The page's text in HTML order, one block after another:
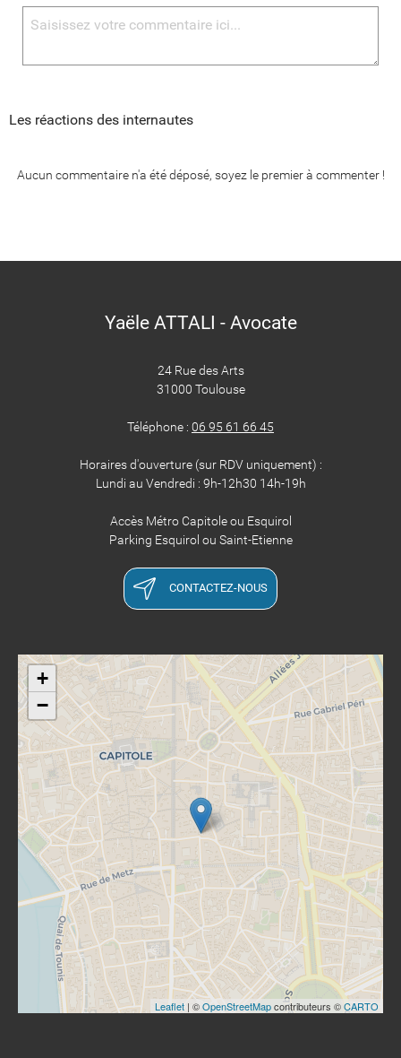
Les réactions des internautes
Aucun commentaire n'a été déposé, soyez le premier à commenter !
Yaële ATTALI - Avocate
24 Rue des Arts
31000 Toulouse
Téléphone : 06 95 61 66 45
Horaires d'ouverture (sur RDV uniquement) :
Lundi au Vendredi : 9h-12h30 14h-19h
Accès Métro Capitole ou Esquirol
Parking Esquirol ou Saint-Etienne
CONTACTEZ-NOUS
+
−
Leaflet | ©OpenStreetMapcontributeurs ©CARTO